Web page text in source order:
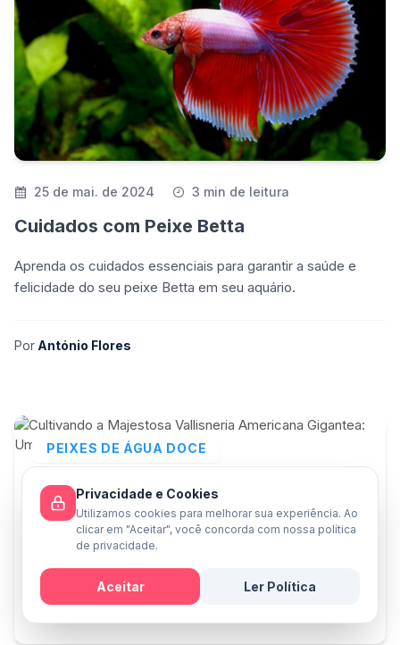
25 de mai. de 2024 3 min de leitura
Cuidados com Peixe Betta
Aprenda os cuidados essenciais para garantir a saúde e
felicidade do seu peixe Betta em seu aquário.
Por António Flores
PEIXES DE ÁGUA DOCE
Privacidade e Cookies
Utilizamos cookies para melhorar sua experiência. Ao
clicar em "Aceitar", você concorda com nossa política
de privacidade.
Aceitar
Ler Política